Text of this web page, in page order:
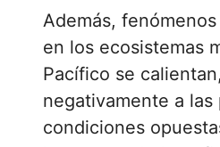
Además,
en los ecosistemas
Pacífico se
negativamente a
condiciones